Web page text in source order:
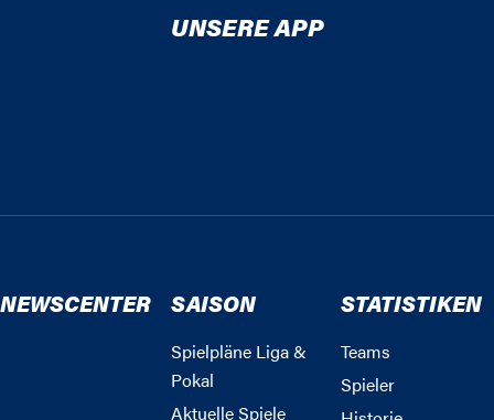
UNSERE APP
NEWSCENTER SAISON
Spielpläne Liga &
Pokal
Aktuelle Spiele
STATISTIKEN
Teams
Spieler